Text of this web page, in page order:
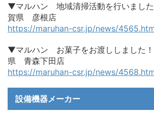
▼マルハン 地域清掃活動を行いまし
賀県 彦根店
https://maruhan-csr.jp/news/
▼マルハン お菓子をお渡ししました
県 青森下田店
https://maruhan-csr.jp/news/
設備機器メーカー